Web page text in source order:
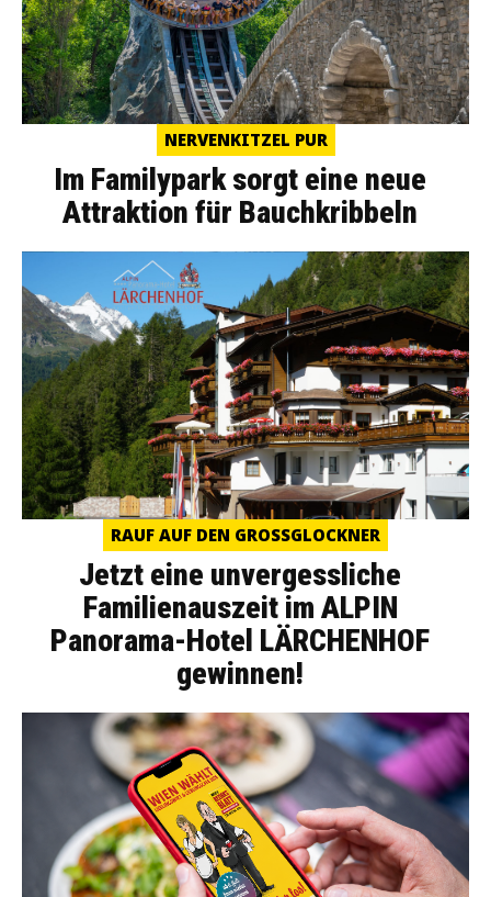
NERVENKITZEL PUR
Im Familypark sorgt eine neue
Attraktion für Bauchkribbeln
RAUF AUF DEN GROSSGLOCKNER
Jetzt eine unvergessliche
Familienauszeit im ALPIN
Panorama-Hotel LÄRCHENHOF
gewinnen!